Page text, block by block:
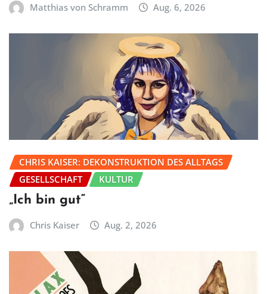
Matthias von Schramm Aug. 6, 2026
CHRIS KAISER: DEKONSTRUKTION DES ALLTAGS
GESELLSCHAFT
KULTUR
„Ich bin gut“
Chris Kaiser Aug. 2, 2026